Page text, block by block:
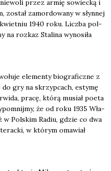
przez armię sowiec­ką i
zamor­do­wa­ny w słyn­nej
1940 roku. Licz­ba pol­
na roz­kaz Sta­li­na wyno­si­ła
ele­men­ty bio­gra­ficz­ne z
do gry na skrzyp­cach, esty­mę
pra­cę, któ­rą musiał poeta
że od roku 1935 Wła­
w Pol­skim Radiu, gdzie co dwa
w któ­rym oma­wiał